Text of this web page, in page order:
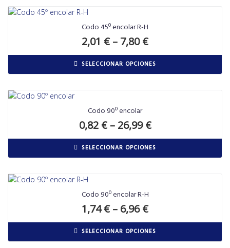
Codo 45º encolar R-H
2,01 €– 7,80€
SELECCIONAR OPCIONES
Codo 90º encolar
0,82 €– 26,99€
SELECCIONAR OPCIONES
Codo 90º encolar R-H
1,74€– 6,96€
SELECCIONAR OPCIONES